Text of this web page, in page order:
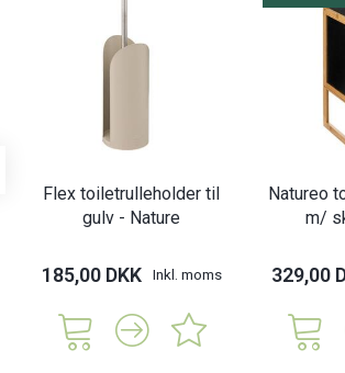
Flex toiletrulleholder til
gulv - Nature
185,00 DKK Inkl. moms
Natureo
m/
329,00